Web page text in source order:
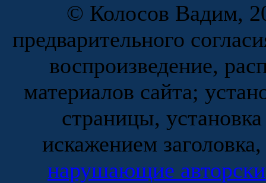
© Колосов Вадим,
предварительного
воспроизведение,
материалов сайта;
страницы,
искажением
нарушающие